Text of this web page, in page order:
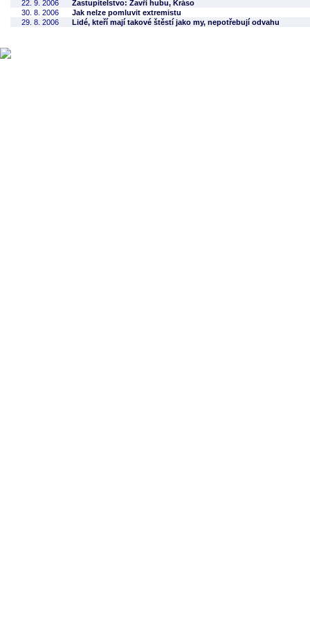
22. 9. 2006
Zastupitelstvo: Zavři hubu, Kráso
30. 8. 2006
Jak nelze pomluvit extremistu
29. 8. 2006
Lidé, kteří mají takové štěstí jako my, nepotřebují odvahu